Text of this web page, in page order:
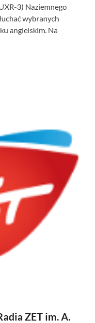
3) Naziemnego
wybranych
angielskim. Na
ZET im. A.